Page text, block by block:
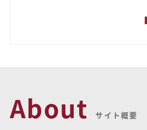
About サイト概要